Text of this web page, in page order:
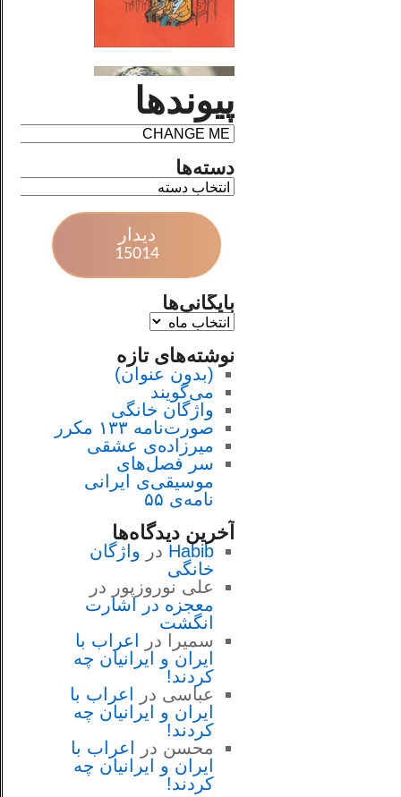
پیوندها
دسته‌ها
دیدار
15014
بایگانی‌ها
نوشته‌های تازه
(بدون عنوان)
می‌گویند
واژگان خانگی
صورت‌نامه ۱۳۳ مکرر
میرزاده‌ی عشقی
سر فصل‌هاى
موسيقى‌ی ايرانى
نامه‌ی ۵۵
آخرین دیدگاه‌ها
Habib در واژگان
خانگی
علی نوروزپور در
معجزه در اشارت
انگشت
سمیرا
در
اعراب با
ايران و ايرانيان چه
كردند!
عباسی در
اعراب با
ايران و ايرانيان چه
كردند!
محسن در
اعراب با
ايران و ايرانيان چه
كردند!